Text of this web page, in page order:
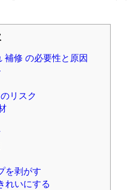
補修 の必要性と原因
リスク
を剥がす
れいにする